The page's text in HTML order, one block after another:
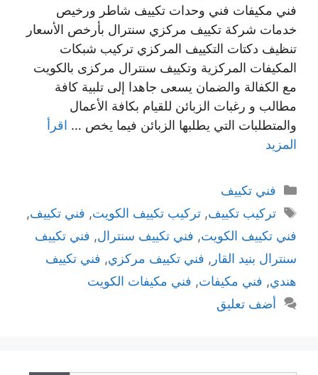
فني مكيفات فني وحدات تكييف شاطر ورخيص
خدمات شركة تكييف مركزي سنترال بأرخص الأسعار
تنظيف دكتات التكييف المركزي تركيب شبكات
المكيفات المركزية وتكييف سنترال مركزى بالكويت
مع الكفالة والضمان يسعى جاهدا إلى تلبية كافة
مطالب و رغبات الزبائن للقيام بكافة الأعمال
والمتطلبات التي يطلبها الزبائن فيما يخص … اقرأ
المزيد
التصنيفات
فني تكييف
الوسوم
تركيب تكييف, تركيب تكييف الكويت, فني تكييف,
فني تكييف الكويت, فني تكييف سنترال, فني تكييف
سنترال بنيد القار , فني تكييف مركزي, فني تكييف
هندي, فني مكيفات, فني مكيفات الكويت
أضف تعليق